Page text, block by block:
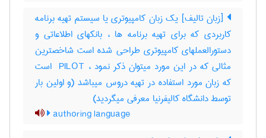
[زبان تالیف] یک زبان کامپیوتری یا سیستم تهیه برنامه
کاربردی که برای تهیه برنامه ها ، بانکهای اطلاعاتی و
دستورالعملهای کامپیوتری طراحی شده است شاخصترین
مثالی که در این مورد میتوان ذکر نمود ، ‎ PILOT است
که زبان مورد استفاده در تهیه دروس میباشد (و اولین بار
توسط دانشگاه کالیفرنیا معرفی میگردید)
authoring language